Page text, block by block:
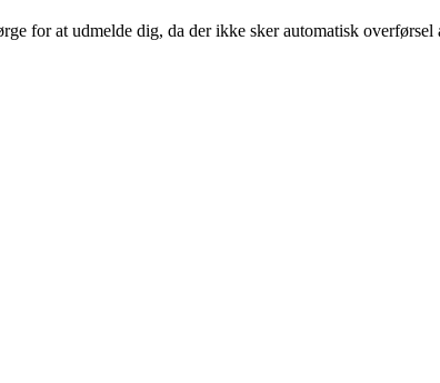
for at udmelde dig, da der ikke sker automatisk